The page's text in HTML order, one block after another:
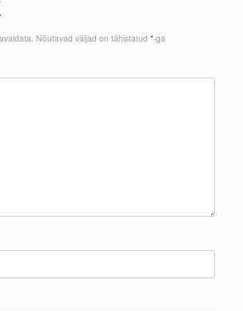
Nõutavad väljad on tähistatud *-ga